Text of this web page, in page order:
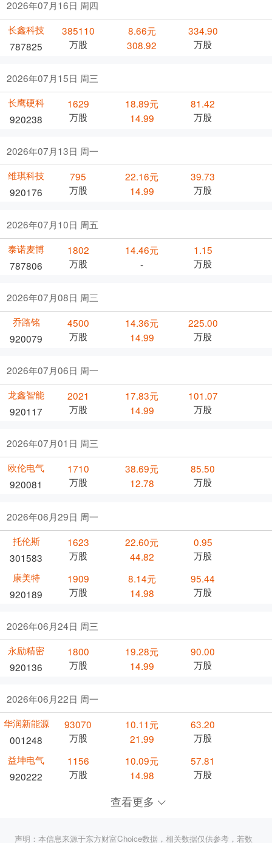
2026年07月16日 周四
长鑫科技
787825
385110
万股
8.66元
308.92
334.90
万股
2026年07月15日 周三
长鹰硬科
920238
1629
万股
18.89元
14.99
81.42
万股
2026年07月13日 周一
维琪科技
920176
795
万股
22.16元
14.99
39.73
万股
2026年07月10日 周五
泰诺麦博
787806
1802
万股
14.46元
-
1.15
万股
2026年07月08日 周三
乔路铭
920079
4500
万股
14.36元
14.99
225.00
万股
2026年07月06日 周一
龙鑫智能
920117
2021
万股
17.83元
14.99
101.07
万股
2026年07月01日 周三
欧伦电气
920081
1710
万股
38.69元
12.78
85.50
万股
2026年06月29日 周一
托伦斯
301583
1623
万股
22.60元
44.82
0.95
万股
康美特
920189
1909
万股
8.14元
14.98
95.44
万股
2026年06月24日 周三
永励精密
920136
1800
万股
19.28元
14.99
90.00
万股
2026年06月22日 周一
华润新能源
001248
93070
万股
10.11元
21.99
63.20
万股
益坤电气
920222
1156
万股
10.09元
14.98
57.81
万股
查看更多
声明：本信息来源于东方财富Choice数据，相关数据仅供参考，若数